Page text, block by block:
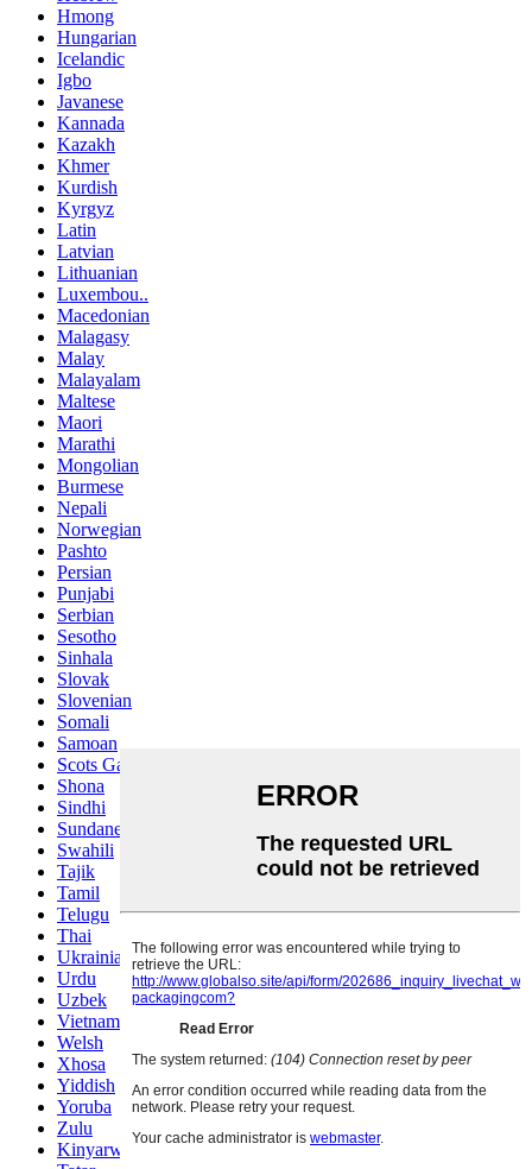
Hmong
Hungarian
Icelandic
Igbo
Javanese
Kannada
Kazakh
Khmer
Kurdish
Kyrgyz
Latin
Latvian
Lithuanian
Luxembou..
Macedonian
Malagasy
Malay
Malayalam
Maltese
Maori
Marathi
Mongolian
Burmese
Nepali
Norwegian
Pashto
Persian
Punjabi
Serbian
Sesotho
Sinhala
Slovak
Slovenian
Somali
Samoan
Scots Gaelic
Shona
Sindhi
Sundanese
Swahili
Tajik
Tamil
Telugu
Thai
Ukrainian
Urdu
Uzbek
Vietnamese
Welsh
Xhosa
Yiddish
Yoruba
Zulu
Kinyarwanda